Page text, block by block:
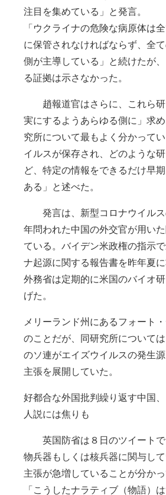
注目を集めている」と発言。
「ウクライナの危険な病原体は
に保管されなければならず、全
側が主導している」と続けたが
る証拠は示さなかった。
趙報道官はさらに、これら研
実にするようあらゆる側に」求
究所について最もよく分かって
イルスが保存され、どのような
ど、特定の情報をできるだけ早
ある」と述べた。
発言は、新型コロナウイルス
年問われた中国の外交官が用いた
ている。バイデン米政権の指示
ナ起源に関する報告書を昨年夏
外務省は定期的に米国のバイオ
げた。
メリーランド州にあるフォート
のことだが、同研究所について
のソ連がエイズウイルスの発生
主張を展開していた。
好都合な外国批判繰り返す中国
人説には焦りも
英国防省は８日のツイートで
物兵器もしくは核兵器に関与し
主張が急増していることが分かっ
「こうしたナラティブ（物語）